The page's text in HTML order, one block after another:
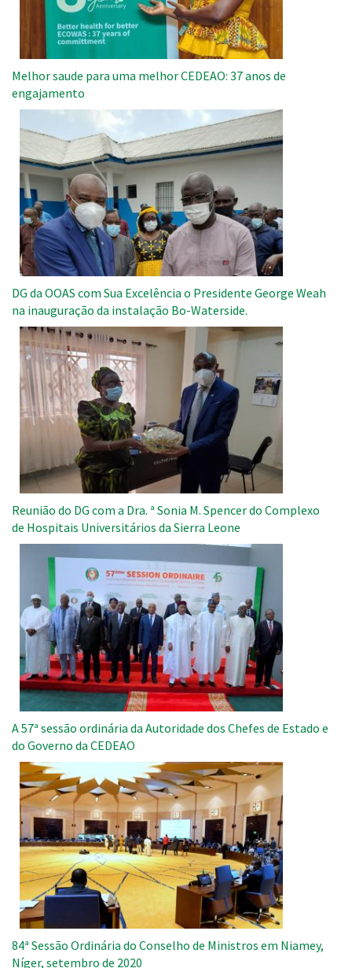
Melhor saude para uma melhor CEDEAO: 37 anos de
engajamento
Imagem
DG da OOAS com Sua Excelência o Presidente George Weah
na inauguração da instalação Bo-Waterside.
Imagem
Reunião do DG com a Dra. ª Sonia M. Spencer do Complexo
de Hospitais Universitários da Sierra Leone
Imagem
A 57ª sessão ordinária da Autoridade dos Chefes de Estado e
do Governo da CEDEAO
Imagem
84ª Sessão Ordinária do Conselho de Ministros em Niamey,
Níger, setembro de 2020